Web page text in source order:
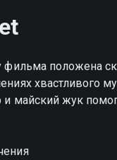
фильма положена
хвастливого
майский жук